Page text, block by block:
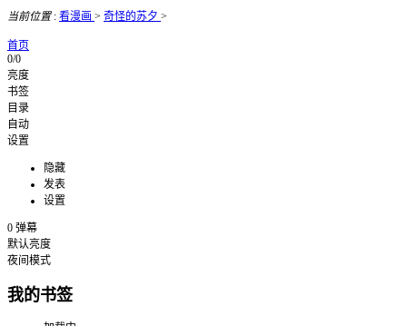
当前位置: 看漫画 > 奇怪的苏夕 >
首页
0/0
亮度
书签
目录
自动
设置
隐藏
发表
设置
0 弹幕
默认亮度
夜间模式
我的书签